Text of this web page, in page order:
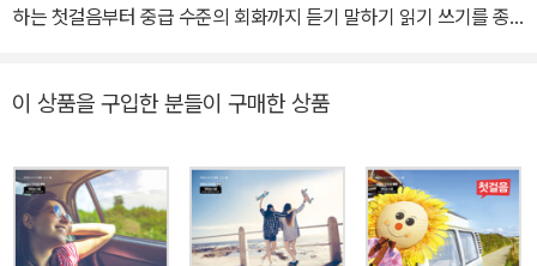
하는 첫걸음부터 중급 수준의 회화까지 듣기 말하기 읽기 쓰기를 종
쓰이는 핵심 구문과 듣기 코너로 자신감 있게 중국어 회화를 말할 수
장 카드, 종합 평가가 수록되어 있으며, MP3 파일, 단어 카드, 복습용
워크시트, 암기 동영상 등 다양한 무료 콘텐츠도 제공됩니다. 100만
독자의 선택 중국어 회화 시리즈 베스트셀러 (최신 개정) 맛있는 중국
이 상품을 구입한 분들이 구매한 상품